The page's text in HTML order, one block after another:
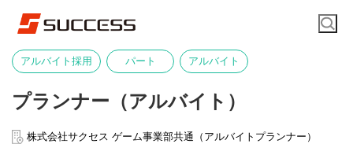
アルバイト採用 パート アルバイト
プランナー（アルバイト）
株式会社サクセス ゲーム事業部共通（アルバイトプランナー）